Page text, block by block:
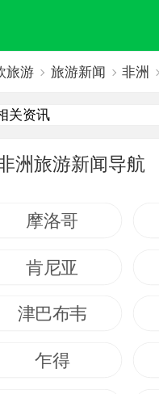
旅游 旅游新闻 非洲
关资讯
洲旅游新闻导航
摩洛哥
肯尼亚
津巴布韦
乍得